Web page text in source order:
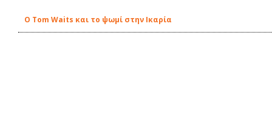
Ο Tom Waits και το ψωμί στην Ικαρία